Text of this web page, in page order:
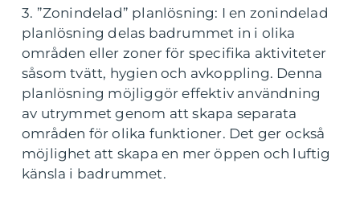
3. ”Zonindelad” planlösning: I en zonindelad
planlösning delas badrummet in i olika
områden eller zoner för specifika aktiviteter
såsom tvätt, hygien och avkoppling. Denna
planlösning möjliggör effektiv användning
av utrymmet genom att skapa separata
områden för olika funktioner. Det ger också
möjlighet att skapa en mer öppen och luftig
känsla i badrummet.